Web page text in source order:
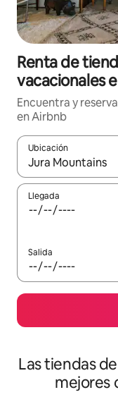
Renta de
vacacionales
Encuentra y
en Airbnb
Ubicación
Cuando los
Llegada
Salida
Las tiendas
mejores